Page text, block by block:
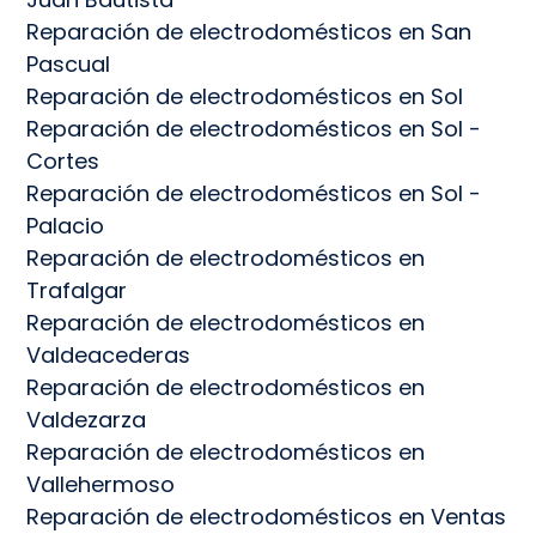
Reparación de electrodomésticos en San
Pascual
Reparación de electrodomésticos en Sol
Reparación de electrodomésticos en Sol -
Cortes
Reparación de electrodomésticos en Sol -
Palacio
Reparación de electrodomésticos en
Trafalgar
Reparación de electrodomésticos en
Valdeacederas
Reparación de electrodomésticos en
Valdezarza
Reparación de electrodomésticos en
Vallehermoso
Reparación de electrodomésticos en Ventas